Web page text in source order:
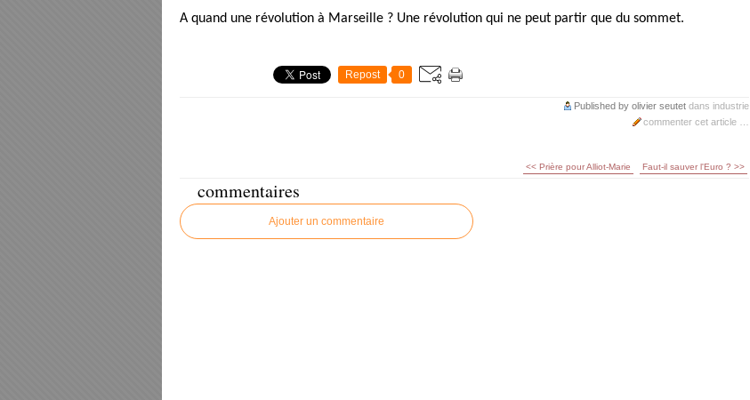
A quand une révolution à Marseille ? Une révolution qui ne peut partir que du sommet.
Repost 0
Published by olivier seutet dans industrie
commenter cet article
<< Prière pour Alliot-Marie Faut-il sauver l'Euro ? >>
commentaires
Ajouter un commentaire